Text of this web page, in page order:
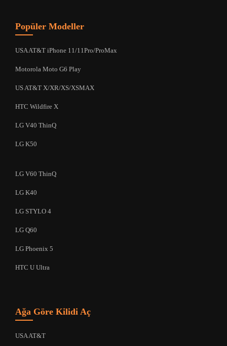
Popüler Modeller
USA AT&T iPhone 11/11Pro/ProMax
Motorola Moto G6 Play
US AT&T X/XR/XS/XSMAX
HTC Wildfire X
LG V40 ThinQ
LG K50
LG V60 ThinQ
LG K40
LG STYLO 4
LG Q60
LG Phoenix 5
HTC U Ultra
Ağa Göre Kilidi Aç
USA AT&T